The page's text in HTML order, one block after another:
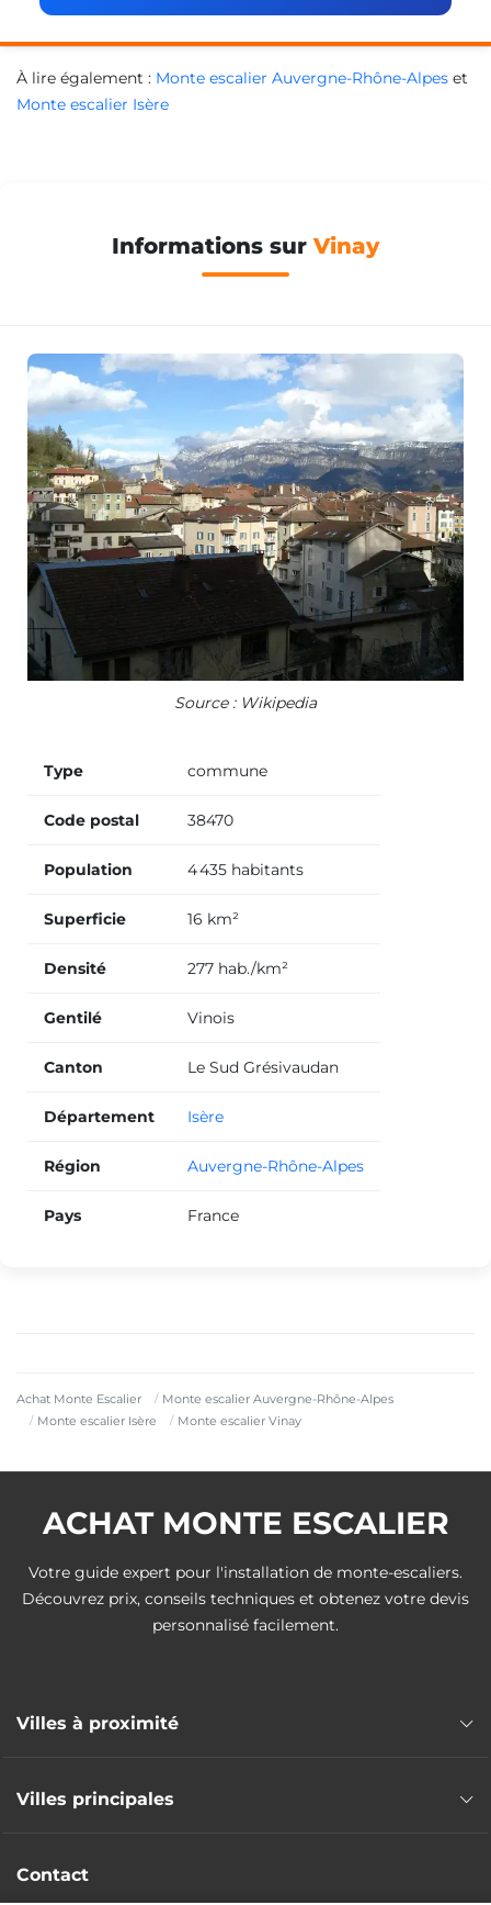
Achat Monte Escalier
Monte escalier Auvergne-Rhône-Alpes
Monte escalier Isère
Monte escalier Vinay
À lire également : Monte escalier Auvergne-Rhône-Alpes et
Monte escalier Isère
Informations sur Vinay
Source : Wikipedia
Type commune
Code postal 38470
Population 4 435 habitants
Superficie 16 km²
Densité 277 hab./km²
Gentilé Vinois
Canton Le Sud Grésivaudan
Département Isère
Région Auvergne-Rhône-Alpes
Pays France
ACHAT MONTE ESCALIER
Votre guide expert pour l'installation de monte-escaliers.
Découvrez prix, conseils techniques et obtenez votre devis
personnalisé facilement.
Villes à proximité
Monte escalier Rives
Villes principales
Monte escalier Saint-Martin-d'Hères
Contact